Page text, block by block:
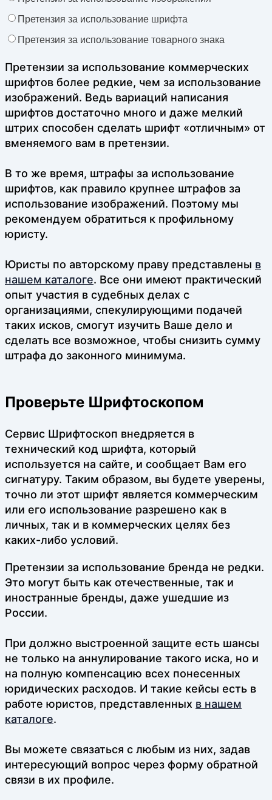
Претензия за использование шрифта
Претензия за использование товарного знака
Претензии за использование коммерческих
шрифтов более редкие, чем за использование
изображений. Ведь вариаций написания
шрифтов достаточно много и даже мелкий
штрих способен сделать шрифт «отличным» от
вменяемого вам в претензии.
В то же время, штрафы за использование
шрифтов, как правило крупнее штрафов за
использование изображений. Поэтому мы
рекомендуем обратиться к профильному
юристу.
Юристы по авторскому праву представлены в
нашем каталоге. Все они имеют практический
опыт участия в судебных делах с
организациями, спекулирующими подачей
таких исков, смогут изучить Ваше дело и
сделать все возможное, чтобы снизить сумму
штрафа до законного минимума.
Проверьте Шрифтоскопом
Сервис Шрифтоскоп внедряется в
технический код шрифта, который
используется на сайте, и сообщает Вам его
сигнатуру. Таким образом, вы будете уверены,
точно ли этот шрифт является коммерческим
или его использование разрешено как в
личных, так и в коммерческих целях без
каких-либо условий.
Претензии за использование бренда не редки.
Это могут быть как отечественные, так и
иностранные бренды, даже ушедшие из
России.
При должно выстроенной защите есть шансы
не только на аннулирование такого иска, но и
на полную компенсацию всех понесенных
юридических расходов. И такие кейсы есть в
работе юристов, представленных в нашем
каталоге.
Вы можете связаться с любым из них, задав
интересующий вопрос через форму обратной
связи в их профиле.